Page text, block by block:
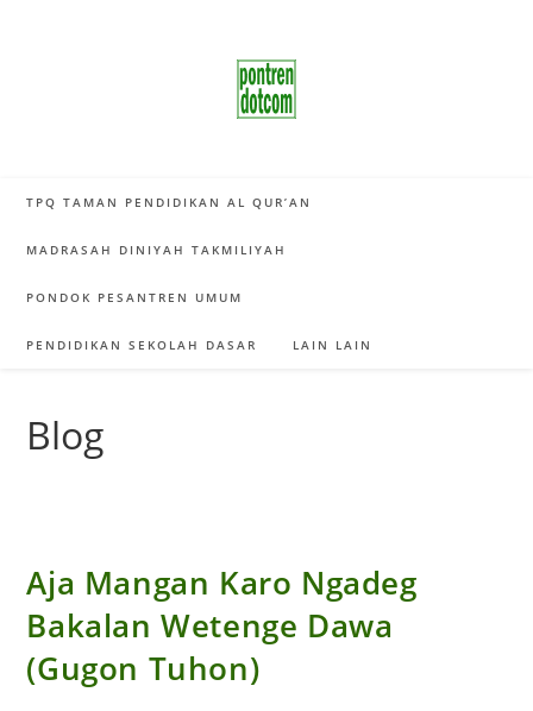
TPQ TAMAN PENDIDIKAN AL QUR’AN
MADRASAH DINIYAH TAKMILIYAH
PONDOK PESANTREN UMUM
PENDIDIKAN SEKOLAH DASAR LAIN LAIN
Blog
Aja Mangan Karo Ngadeg
Bakalan Wetenge Dawa
(Gugon Tuhon)